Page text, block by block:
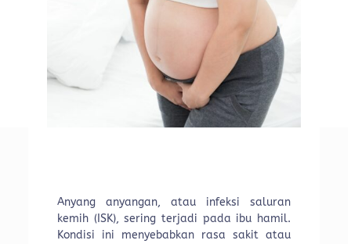
Anyang anyangan, atau infeksi saluran
kemih (ISK), sering terjadi pada ibu hamil.
Kondisi ini menyebabkan rasa sakit atau